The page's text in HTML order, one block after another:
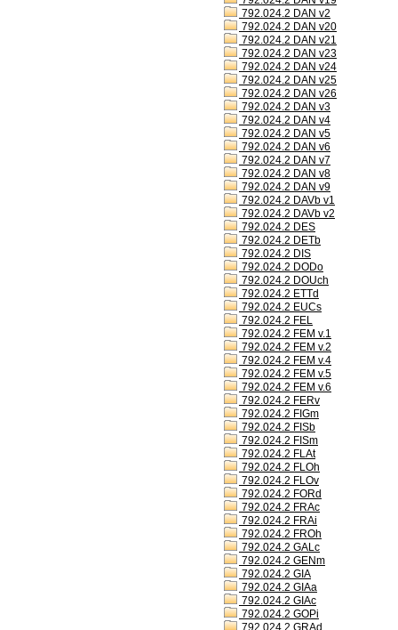
792.024.2 DAN v2
792.024.2 DAN v20
792.024.2 DAN v21
792.024.2 DAN v23
792.024.2 DAN v24
792.024.2 DAN v25
792.024.2 DAN v26
792.024.2 DAN v3
792.024.2 DAN v4
792.024.2 DAN v5
792.024.2 DAN v6
792.024.2 DAN v7
792.024.2 DAN v8
792.024.2 DAN v9
792.024.2 DAVb v1
792.024.2 DAVb v2
792.024.2 DES
792.024.2 DETb
792.024.2 DIS
792.024.2 DODo
792.024.2 DOUch
792.024.2 ETTd
792.024.2 EUCs
792.024.2 FEL
792.024.2 FEM v.1
792.024.2 FEM v.2
792.024.2 FEM v.4
792.024.2 FEM v.5
792.024.2 FEM v.6
792.024.2 FERv
792.024.2 FIGm
792.024.2 FISb
792.024.2 FISm
792.024.2 FLAt
792.024.2 FLOh
792.024.2 FLOv
792.024.2 FORd
792.024.2 FRAc
792.024.2 FRAi
792.024.2 FROh
792.024.2 GALc
792.024.2 GENm
792.024.2 GIA
792.024.2 GIAa
792.024.2 GIAc
792.024.2 GOPi
792.024.2 GRAd